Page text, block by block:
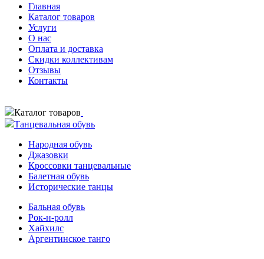
Главная
Каталог товаров
Услуги
О нас
Оплата и доставка
Скидки коллективам
Отзывы
Контакты
Каталог товаров
Танцевальная обувь
Народная обувь
Джазовки
Кроссовки танцевальные
Балетная обувь
Исторические танцы
Бальная обувь
Рок-н-ролл
Хайхилс
Аргентинское танго